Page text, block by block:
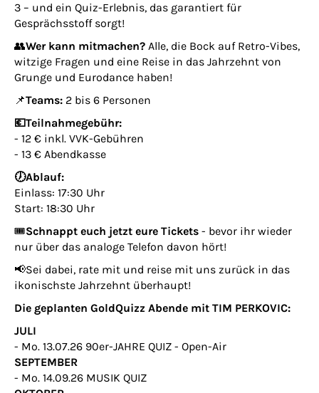
3 – und ein Quiz-Erlebnis, das garantiert für
Gesprächsstoff sorgt!
👥Wer kann mitmachen? Alle, die Bock auf Retro-Vibes,
witzige Fragen und eine Reise in das Jahrzehnt von
Grunge und Eurodance haben!
📌Teams: 2 bis 6 Personen
💶Teilnahmegebühr:
- 12 € inkl. VVK-Gebühren
- 13 € Abendkasse
🕖Ablauf:
Einlass: 17:30 Uhr
Start: 18:30 Uhr
🎟️Schnappt euch jetzt eure Tickets - bevor ihr wieder
nur über das analoge Telefon davon hört!
📢Sei dabei, rate mit und reise mit uns zurück in das
ikonischste Jahrzehnt überhaupt!
Die geplanten GoldQuizz Abende mit TIM PERKOVIC:
JULI
- Mo. 13.07.26 90er-JAHRE QUIZ - Open-Air
SEPTEMBER
- Mo. 14.09.26 MUSIK QUIZ